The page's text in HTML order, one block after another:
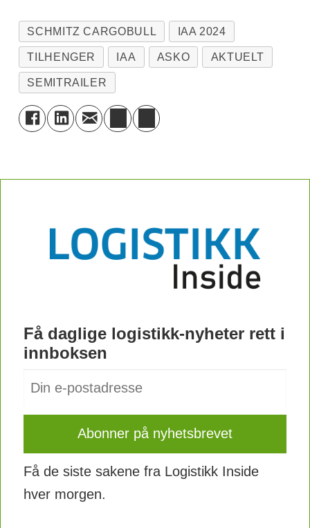
SCHMITZ CARGOBULL IAA 2024
TILHENGER IAA ASKO AKTUELT
SEMITRAILER
Få daglige logistikk-nyheter rett i
innboksen
Få de siste sakene fra Logistikk Inside
hver morgen.